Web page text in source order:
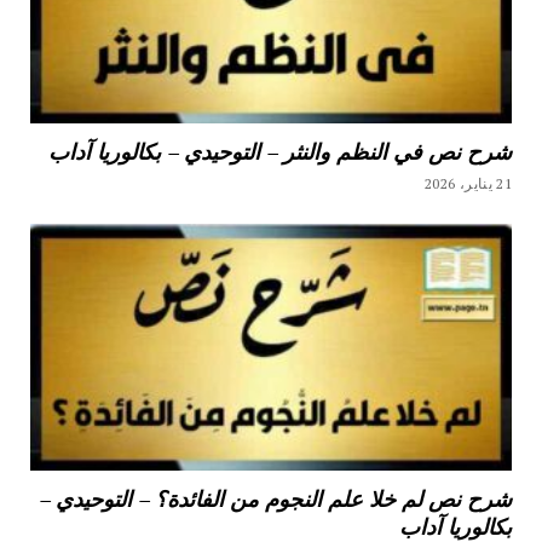
شرح نص في النظم والنثر – التوحيدي – بكالوريا آداب
21 يناير، 2026
شرح نص لم خلا علم النجوم من الفائدة؟ – التوحيدي –
بكالوريا آداب